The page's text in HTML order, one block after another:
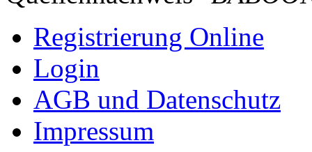
Registrierung Online
Login
AGB und Datenschutz
Impressum